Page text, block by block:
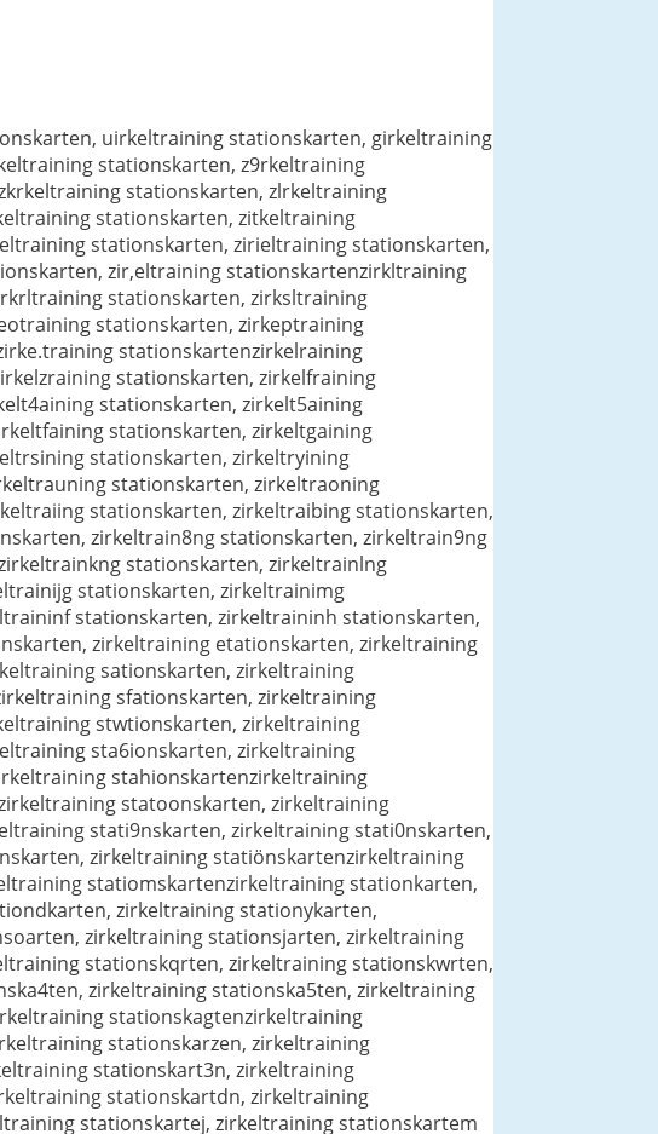
uirkeltraining stationskarten, girkeltraining
stationskarten, z9rkeltraining
stationskarten, zlrkeltraining
stationskarten, zitkeltraining
stationskarten, zirieltraining stationskarten,
zir,eltraining stationskartenzirkltraining
stationskarten, zirksltraining
stationskarten, zirkeptraining
stationskartenzirkelraining
stationskarten, zirkelfraining
stationskarten, zirkelt5aining
stationskarten, zirkeltgaining
stationskarten, zirkeltryining
stationskarten, zirkeltraoning
stationskarten, zirkeltraibing stationskarten,
zirkeltrain8ng stationskarten, zirkeltrain9ng
stationskarten, zirkeltrainlng
stationskarten, zirkeltrainimg
stationskarten, zirkeltraininh stationskarten,
zirkeltraining etationskarten, zirkeltraining
sationskarten, zirkeltraining
sfationskarten, zirkeltraining
stwtionskarten, zirkeltraining
sta6ionskarten, zirkeltraining
stahionskartenzirkeltraining
statoonskarten, zirkeltraining
stati9nskarten, zirkeltraining stati0nskarten,
zirkeltraining statiönskartenzirkeltraining
statiomskartenzirkeltraining stationkarten,
zirkeltraining stationykarten,
zirkeltraining stationsjarten, zirkeltraining
stationskqrten, zirkeltraining stationskwrten,
zirkeltraining stationska5ten, zirkeltraining
stationskagtenzirkeltraining
stationskarzen, zirkeltraining
stationskart3n, zirkeltraining
stationskartdn, zirkeltraining
stationskartej, zirkeltraining stationskartem